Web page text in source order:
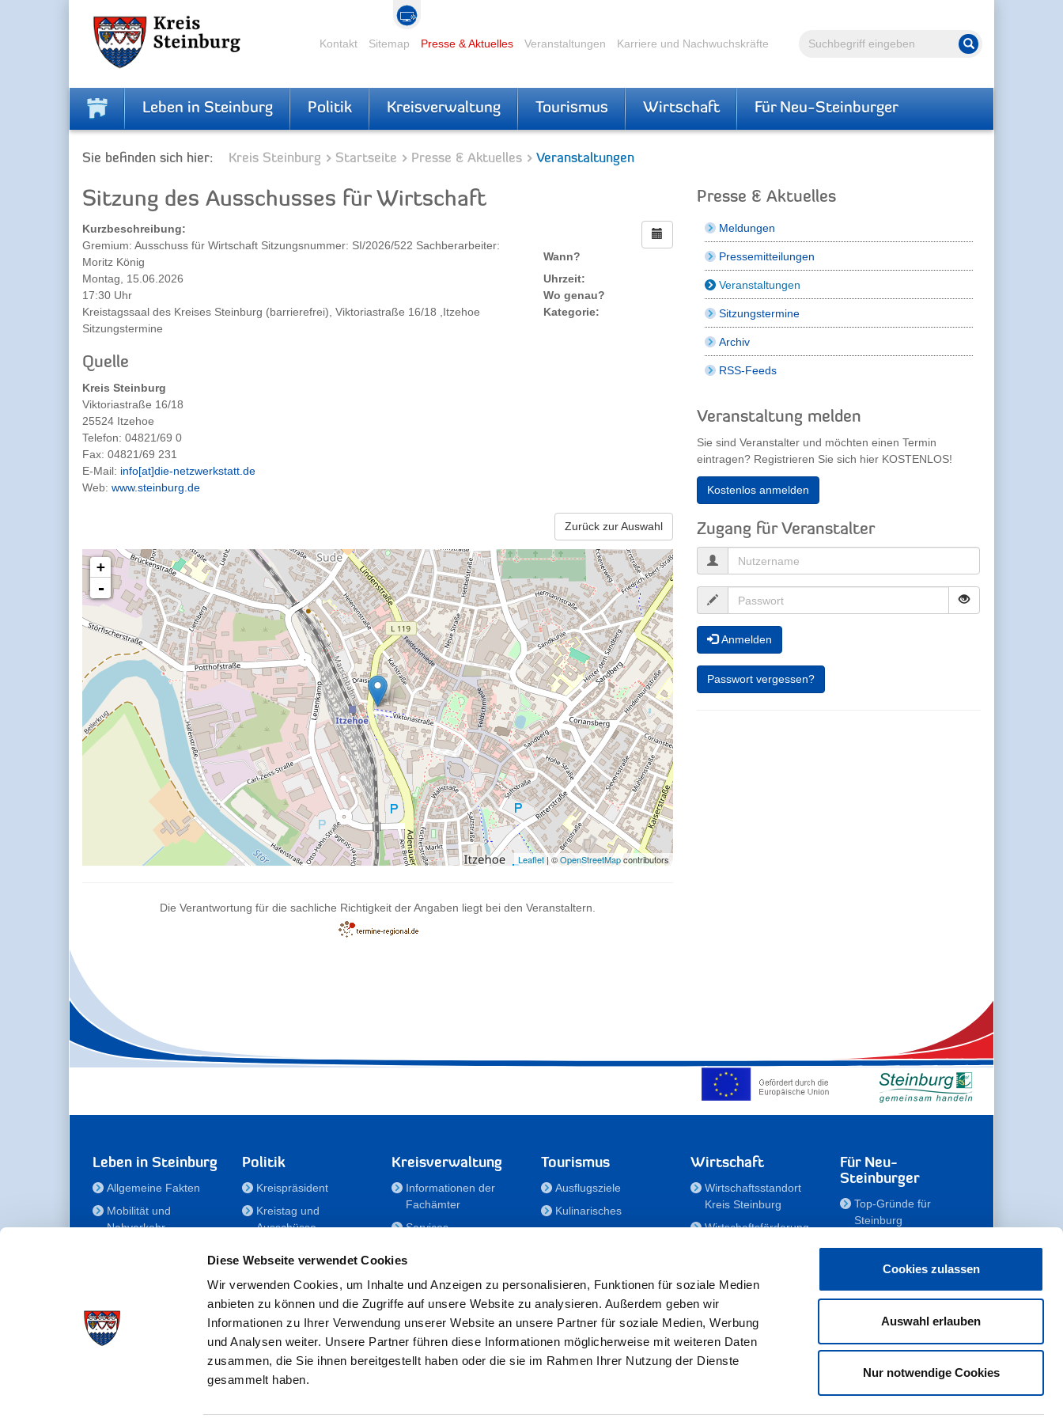
Diese Webseite verwendet Cookies
Wir verwenden Cookies, um Inhalte und Anzeigen zu personalisieren, Funktionen für soziale Medien
anbieten zu können und die Zugriffe auf unsere Website zu analysieren. Außerdem geben wir
Informationen zu Ihrer Verwendung unserer Website an unsere Partner für soziale Medien, Werbung
und Analysen weiter. Unsere Partner führen diese Informationen möglicherweise mit weiteren Daten
zusammen, die Sie ihnen bereitgestellt haben oder die sie im Rahmen Ihrer Nutzung der Dienste
gesammelt haben.
Cookies zulassen
Auswahl erlauben
Nur notwendige Cookies
Volltextsuche Suche starten
Kontakt Sitemap Presse & Aktuelles Veranstaltungen Karriere und Nachwuchskräfte
Leben in Steinburg Politik Kreisverwaltung Tourismus Wirtschaft Für Neu-Steinburger
Sie befinden sich hier: Kreis Steinburg Startseite Presse & Aktuelles Veranstaltungen
Sitzung des Ausschusses für Wirtschaft
Kurzbeschreibung:
Gremium: Ausschuss für Wirtschaft Sitzungsnummer: SI/2026/522 Sachberarbeiter:
Moritz König
Wann?
Montag, 15.06.2026
Uhrzeit:
17:30 Uhr
Wo genau?
Kreistagssaal des Kreises Steinburg (barrierefrei), Viktoriastraße 16/18 ,Itzehoe
Kategorie:
Sitzungstermine
Quelle
Kreis Steinburg
Viktoriastraße 16/18
25524 Itzehoe
Telefon: 04821/69 0
Fax: 04821/69 231
E-Mail: info[at]die-netzwerkstatt.de
Web: www.steinburg.de
Zurück zur Auswahl
+
-
Leaflet| ©OpenStreetMapcontributors
Die Verantwortung für die sachliche Richtigkeit der Angaben liegt bei den Veranstaltern.
Presse & Aktuelles
Meldungen
Pressemitteilungen
Veranstaltungen
Sitzungstermine
Archiv
RSS-Feeds
Veranstaltung melden
Sie sind Veranstalter und möchten einen Termin
eintragen? Registrieren Sie sich hier KOSTENLOS!
Kostenlos anmelden
Zugang für Veranstalter
Anmelden
Passwort vergessen?
Leben in Steinburg
Allgemeine Fakten
Mobilität und
Nahverkehr
Gesundheit
Bildung
Politik
Kreispräsident
Kreistag und
Ausschüsse
für Menschen mit
Behinderung
Der
Kreisseniorenbeirat
Förderstiftung
Fördergesellschaft/Sportförderung
Kreisverwaltung
Informationen der
Fachämter
Services
Nachwuchskräfte
Notdienste
Formulare/Downloads
RSS-Feeds
Tourismus
Ausflugsziele
Kulinarisches
Veranstaltungen
Wirtschaft
Wirtschaftsstandort
Kreis Steinburg
Wirtschaftsförderung
Zahlen, Daten,
Fakten
Gewerbeflächen
Für Neu-
Steinburger
Top-Gründe für
Steinburg
Meine Immobilie
Erholen